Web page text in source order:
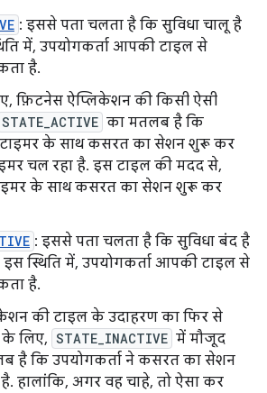
: इससे पता चलता है कि सुविधा चालू है
में, उपयोगकर्ता आपकी टाइल से
है.
फ़िटनेस ऐप्लिकेशन की किसी ऐसी
STATE_ACTIVE का मतलब है कि
टाइमर के साथ कसरत का सेशन शुरू कर
चल रहा है. इस टाइल की मदद से,
के साथ कसरत का सेशन शुरू कर
: इससे पता चलता है कि सुविधा बंद है
इस स्थिति में, उपयोगकर्ता आपकी टाइल से
है.
की टाइल के उदाहरण का फिर से
लिए, STATE_INACTIVE में मौजूद
है कि उपयोगकर्ता ने कसरत का सेशन
हालांकि, अगर वह चाहे, तो ऐसा कर